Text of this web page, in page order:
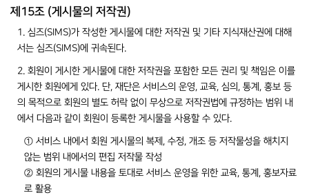
제15조 (게시물의 저작권)
1. 심즈(SIMS)가 작성한 게시물에 대한 저작권 및 기타 지식재산권에 대해
서는 심즈(SIMS)에 귀속된다.
2. 회원이 게시한 게시물에 대한 저작권을 포함한 모든 권리 및 책임은 이를
게시한 회원에게 있다. 단, 재단은 서비스의 운영, 교육, 심의, 통계, 홍보 등
의 목적으로 회원의 별도 허락 없이 무상으로 저작권법에 규정하는 범위 내
에서 다음과 같이 회원이 등록한 게시물을 사용할 수 있다.
① 서비스 내에서 회원 게시물의 복제, 수정, 개조 등 저작물성을 해치지
않는 범위 내에서의 편집 저작물 작성
② 회원의 게시물 내용을 토대로 서비스 운영을 위한 교육, 통계, 홍보자료
로 활용